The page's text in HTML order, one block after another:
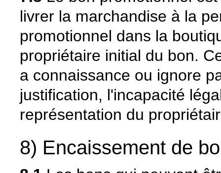
livrer la marchandise à la
promotionnel dans la
propriétaire initial du bon.
a connaissance ou ignore
justification, l'incapacité
représentation du
8) Encaissement de